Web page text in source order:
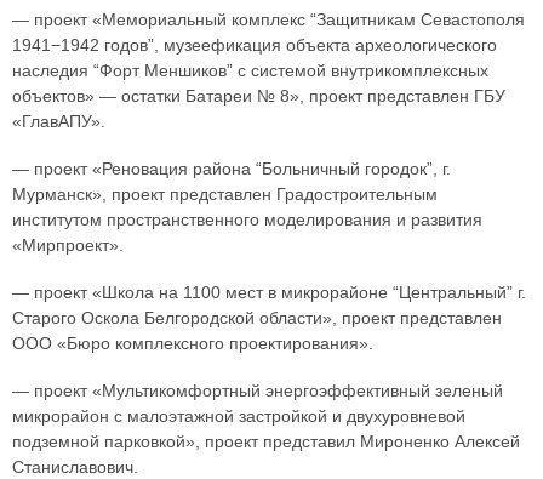
— проект «Мемориальный комплекс “Защитникам Севастополя
1941−1942 годов”, музеефикация объекта археологического
наследия “Форт Меншиков” с системой внутрикомплексных
объектов» — остатки Батареи № 8», проект представлен ГБУ
«ГлавАПУ».
— проект «Реновация района “Больничный городок”, г.
Мурманск», проект представлен Градостроительным
институтом пространственного моделирования и развития
«Мирпроект».
— проект «Школа на 1100 мест в микрорайоне “Центральный” г.
Старого Оскола Белгородской области», проект представлен
ООО «Бюро комплексного проектирования».
— проект «Мультикомфортный энергоэффективный зеленый
микрорайон с малоэтажной застройкой и двухуровневой
подземной парковкой», проект представил Мироненко Алексей
Станиславович.